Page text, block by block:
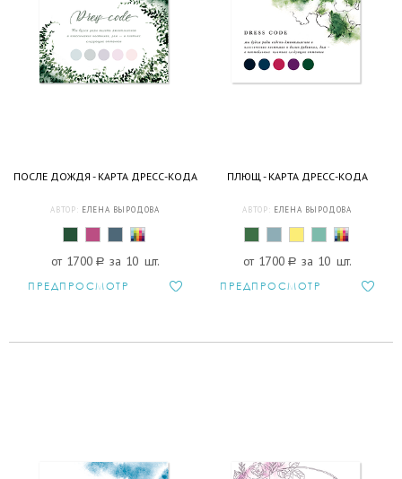
ПОСЛЕ ДОЖДЯ - КАРТА ДРЕСС-КОДА
АВТОР: ЕЛЕНА ВЫРОДОВА
от 1700 a за 10 шт.
ПРЕДПРОСМОТР
ПЛЮЩ - КАРТА ДРЕСС-КОДА
АВТОР: ЕЛЕНА ВЫРОДОВА
от 1700 a за 10 шт.
ПРЕДПРОСМОТР